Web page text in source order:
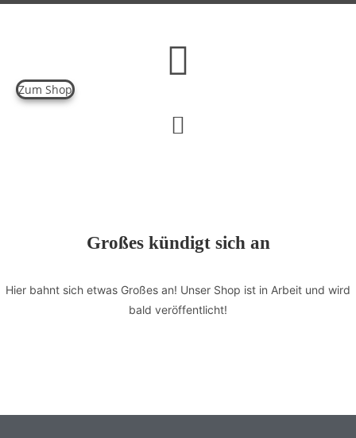
Zum
Zum Shop
Großes kündigt sich an
Hier bahnt sich etwas Großes an! Unser Shop ist in Arbeit und wird
bald veröffentlicht!